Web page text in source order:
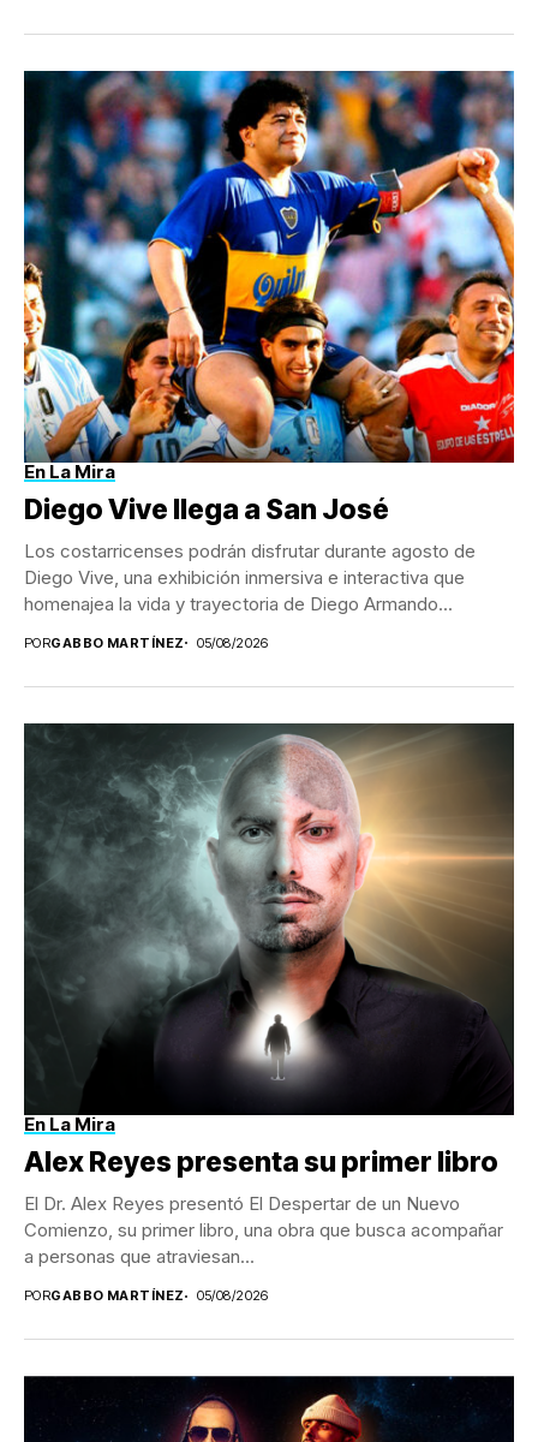
En La Mira
Diego Vive llega a San José
Los costarricenses podrán disfrutar durante agosto de
Diego Vive, una exhibición inmersiva e interactiva que
homenajea la vida y trayectoria de Diego Armando...
PORGABBO MARTÍNEZ 05/08/2026
En La Mira
Alex Reyes presenta su primer libro
El Dr. Alex Reyes presentó El Despertar de un Nuevo
Comienzo, su primer libro, una obra que busca acompañar
a personas que atraviesan...
PORGABBO MARTÍNEZ 05/08/2026